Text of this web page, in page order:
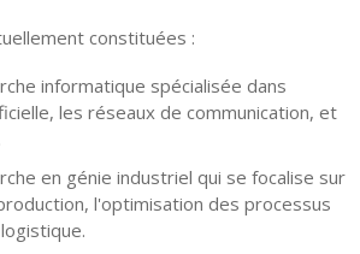
constituées :
informatique spécialisée dans
les réseaux de communication, et
en génie industriel qui se focalise sur
l'optimisation des processus